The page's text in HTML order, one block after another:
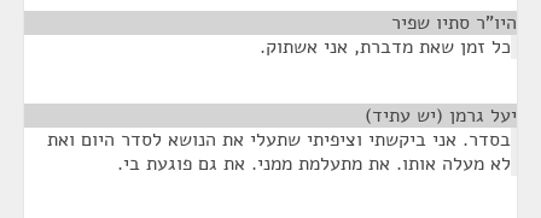
היו"ר סתיו שפיר
כל זמן שאת מדברת, אני אשתוק.
יעל גרמן (יש עתיד)
בסדר. אני ביקשתי וציפיתי שתעלי את הנושא לסדר היום ואת
לא מעלה אותו. את מתעלמת ממני. את גם פוגעת בי.